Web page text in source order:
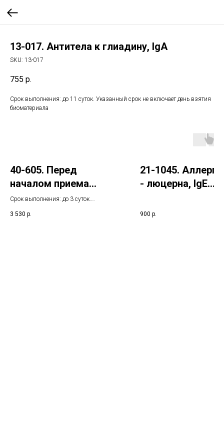
13-017. Антитела к глиадину, IgA
SKU: 13-017
755 р.
Срок выполнения: до 11 суток. Указанный срок не включает день взятия
биоматериала
40-605. Перед
началом приема
специального питания
Срок выполнения: до 3 суток.
взятия биоматериала
3 530 р.
21-1045.
- люцерна, IgE
900 р.